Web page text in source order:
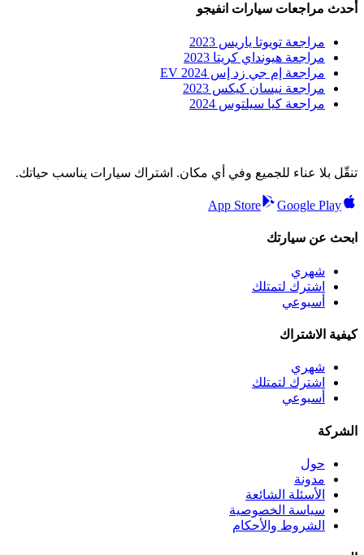
أحدث مراجعات سيارات انفيجو
مراجعة تويوتا ياريس 2023
مراجعة هيونداي كريتا 2023
مراجعة إم جي زد إس EV 2024
مراجعة نيسان كيكس 2023
مراجعة كيا سيلتوس 2024
تنقّل بلا عناء للجميع وفي أي مكان. اشتراك سيارات يناسب حياتك.
App Store Google Play
ابحث عن سيارتك
شهري
اشترك لتمتلك
أسبوعي
كيفية الاشتراك
شهري
اشترك لتمتلك
أسبوعي
الشركة
حول
مدونة
الأسئلة الشائعة
سياسة الخصوصية
الشروط والأحكام